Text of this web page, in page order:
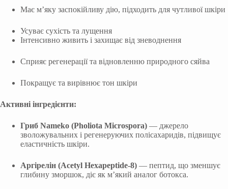
Має м’яку заспокійливу дію, підходить для чутливої шкіри
Усуває сухість та лущення
Інтенсивно живить і захищає від зневоднення
Сприяє регенерації та відновленню природного сяйва
Покращує та вирівнює тон шкіри
Активні інгредієнти:
Гриб Nameko (Pholiota Microspora) — джерело
зволожувальних і регенеруючих полісахаридів, підвищує
еластичність шкіри.
Аргірелін (Acetyl Hexapeptide-8) — пептид, що зменшує
глибину зморшок, діє як м’який аналог ботокса.